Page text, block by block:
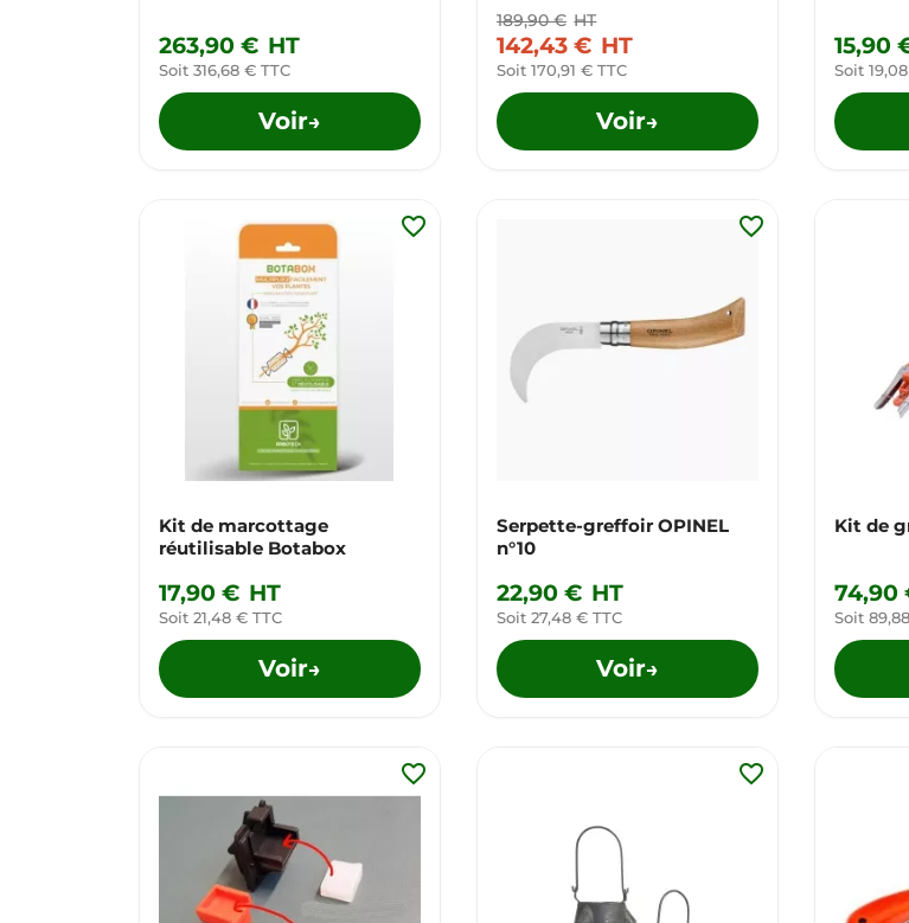
263,90 € HT
Soit 316,68 € TTC
Voir→
189,90 € HT
142,43 € HT
Soit 170,91 € TTC
Voir→
15,90
Soit
Kit de marcottage
réutilisable Botabox
17,90 € HT
Soit 21,48 € TTC
Voir→
favorite_border
Serpette-greffoir OPINEL
n°10
22,90 € HT
Soit 27,48 € TTC
Voir→
favorite_border
Kit de
74,90
Soit
favorite_border favorite_border